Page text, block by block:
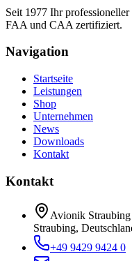
Seit 1977 Ihr
FAA und CAA zertifiziert.
Navigation
Startseite
Leistungen
Shop
Unternehmen
News
Downloads
Kontakt
Kontakt
Avionik
Straubing,
+49 9429 9424 0